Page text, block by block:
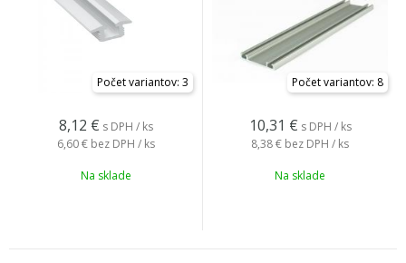
Počet variantov: 3
8,12 € s DPH / ks
6,60 € bez DPH / ks
Na sklade
Počet variantov: 8
10,31 € s DPH / ks
8,38 € bez DPH / ks
Na sklade